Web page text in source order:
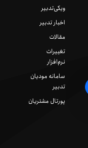
ویکی‌تدبیر
اخبار تدبیر
مقالات
تغییرات
نرم‌افزار
سامانه مودیان
تدبیر
پورتال مشتریان